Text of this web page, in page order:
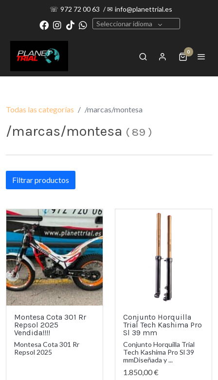
☏ 972 72 00 63 /✉ info@planettrial.es
Seleccionar idioma
0
Todas las categorías /marcas/montesa
/marcas/montesa ( 89 )
Filtrar productos
Montesa Cota 301 Rr
Repsol 2025
Vendida!!!!
Montesa Cota 301 Rr
Repsol 2025
Conjunto Horquilla
Trial Tech Kashima Pro
Sl 39 mm
Conjunto Horquilla Trial
Tech Kashima Pro Sl 39
mmDiseñada y ...
1.850,00 €